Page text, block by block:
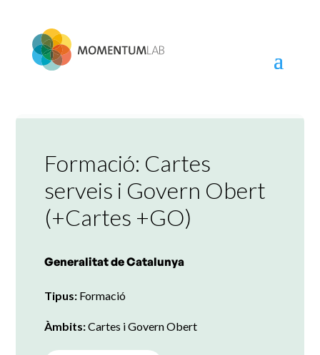
content
Formació: Cartes
serveis i Govern Obert
(+Cartes +GO)
Generalitat de Catalunya
Tipus: Formació
Àmbits:Cartes i Govern Obert